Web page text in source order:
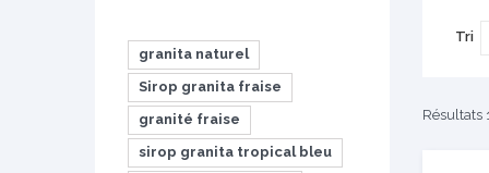
granita naturel
Sirop granita fraise
granité fraise
sirop granita tropical bleu
Tri
Résultats